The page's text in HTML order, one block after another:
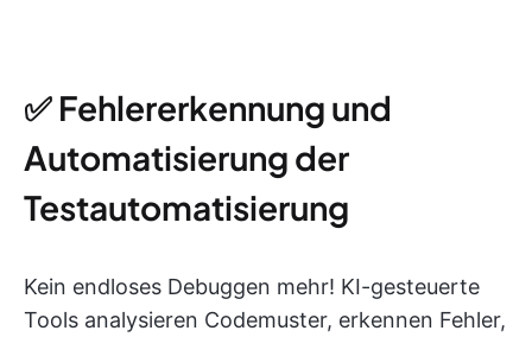
✅ Fehlererkennung und
Automatisierung der
Testautomatisierung
Kein endloses Debuggen mehr! KI-gesteuerte
Tools analysieren Codemuster, erkennen Fehler,